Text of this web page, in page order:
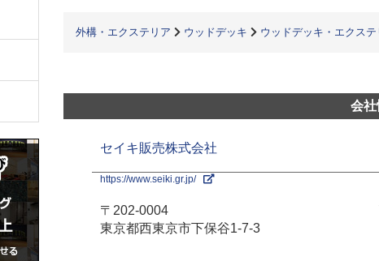
外構・エクステリア ウッドデッキ ウッドデッキ・エクス
会社
セイキ販売株式会社
https://www.seiki.gr.jp/
〒202-0004
東京都西東京市下保谷1-7-3